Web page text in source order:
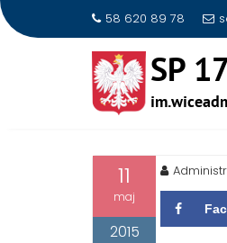
58 620 89 78
WYNIKI
11
maj
2015